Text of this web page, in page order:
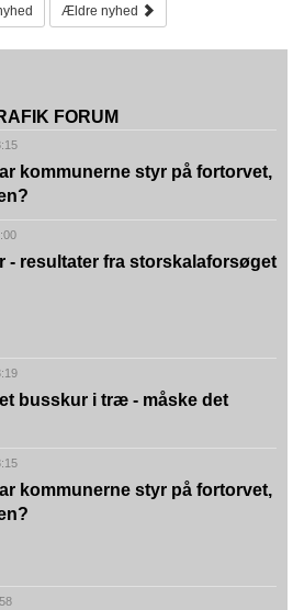
Ældre nyhed
FORUM
kommunerne styr på fortorvet,
- resultater fra storskalaforsøget
busskur i træ - måske det
kommunerne styr på fortorvet,